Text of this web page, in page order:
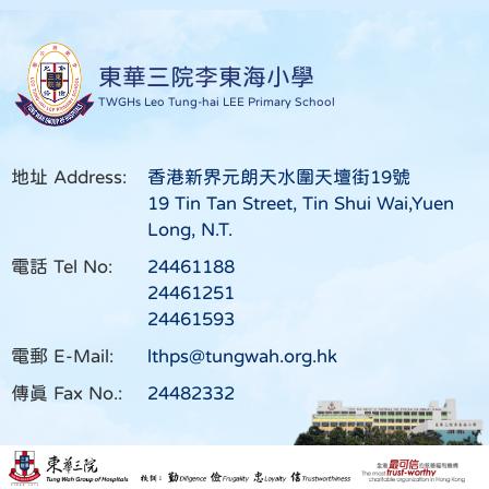
東華三院李東海小學
TWGHs Leo Tung-hai LEE Primary School
地址 Address:
香港新界元朗天水圍天壇街19號
19 Tin Tan Street, Tin Shui Wai,Yuen
Long, N.T.
電話 Tel No:
24461188
24461251
24461593
電郵 E-Mail:
lthps@tungwah.org.hk
傳真 Fax No.:
24482332